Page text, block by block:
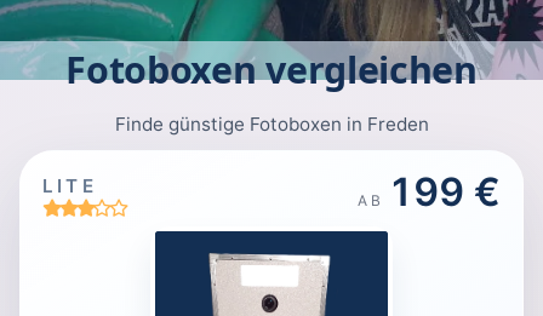
Fotoboxen vergleichen
Finde günstige Fotoboxen in Freden
LITE
AB 199 €